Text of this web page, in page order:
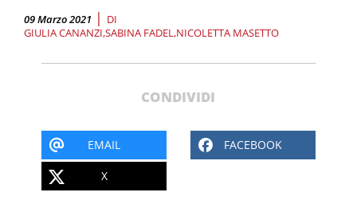
09 Marzo 2021 | DI
GIULIA CANANZI SABINA FADEL NICOLETTA MASETTO
CONDIVIDI
EMAIL FACEBOOK
X